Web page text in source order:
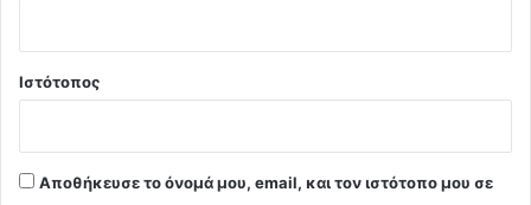
Ιστότοπος
Αποθήκευσε το όνομά μου, email, και τον ιστότοπο μου σε